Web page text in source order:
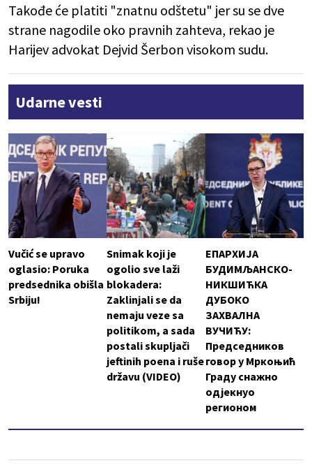
Takođe će platiti "znatnu odštetu" jer su se dve
strane nagodile oko pravnih zahteva, rekao je
Harijev advokat Dejvid Šerbon visokom sudu.
Udarne vesti
Vučić se upravo
oglasio: Poruka
predsednika obišla
Srbiju!
Snimak koji je
ogolio sve laži
blokadera:
Zaklinjali se da
nemaju veze sa
politikom, a sada
postali skupljači
jeftinih poena i ruše
državu (VIDEO)
ЕПАРХИЈА
БУДИМЉАНСКО-
НИКШИЋКА
ДУБОКО
ЗАХВАЛНА
ВУЧИЋУ:
Председников
говор у Мркоњић
Граду снажно
одјекнуо
регионом